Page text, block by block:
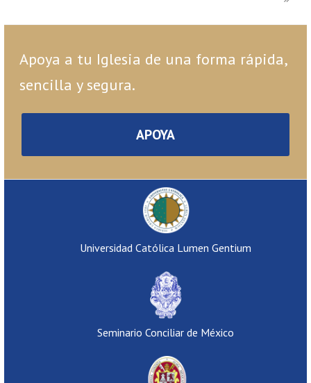
Apoya a tu Iglesia de una forma rápida,
sencilla y segura.
APOYA
Universidad Católica Lumen Gentium
Seminario Conciliar de México